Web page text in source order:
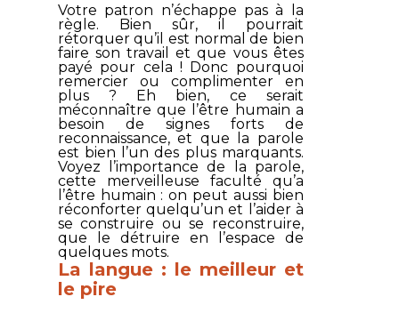
Votre patron n’échappe pas à la
règle. Bien sûr, il pourrait
rétorquer qu’il est normal de bien
faire son travail et que vous êtes
payé pour cela ! Donc pourquoi
remercier ou complimenter en
plus ? Eh bien, ce serait
méconnaître que l’être humain a
besoin de signes forts de
reconnaissance, et que la parole
est bien l’un des plus marquants.
Voyez l’importance de la parole,
cette merveilleuse faculté qu’a
l’être humain : on peut aussi bien
réconforter quelqu’un et l’aider à
se construire ou se reconstruire,
que le détruire en l’espace de
quelques mots.
La langue : le meilleur et
le pire